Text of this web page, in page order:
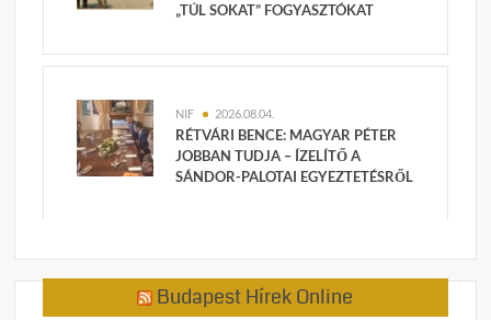
„TÚL SOKAT” FOGYASZTÓKAT
NIF 2026.08.04.
RÉTVÁRI BENCE: MAGYAR PÉTER
JOBBAN TUDJA – ÍZELÍTŐ A
SÁNDOR-PALOTAI EGYEZTETÉSRŐL
Budapest Hírek Online